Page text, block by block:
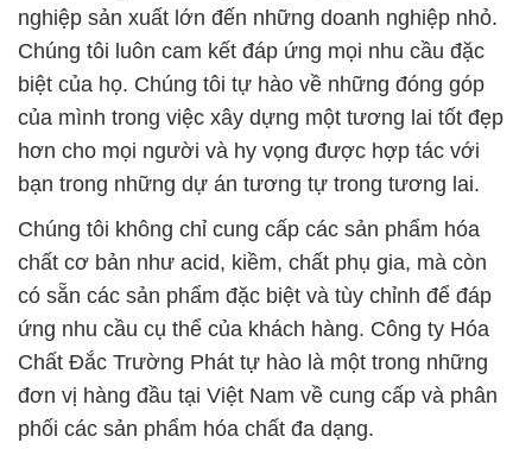
nghiệp sản xuất lớn đến những doanh nghiệp nhỏ.
Chúng tôi luôn cam kết đáp ứng mọi nhu cầu đặc
biệt của họ. Chúng tôi tự hào về những đóng góp
của mình trong việc xây dựng một tương lai tốt đẹp
hơn cho mọi người và hy vọng được hợp tác với
bạn trong những dự án tương tự trong tương lai.
Chúng tôi không chỉ cung cấp các sản phẩm hóa
chất cơ bản như acid, kiềm, chất phụ gia, mà còn
có sẵn các sản phẩm đặc biệt và tùy chỉnh để đáp
ứng nhu cầu cụ thể của khách hàng. Công ty Hóa
Chất Đắc Trường Phát tự hào là một trong những
đơn vị hàng đầu tại Việt Nam về cung cấp và phân
phối các sản phẩm hóa chất đa dạng.